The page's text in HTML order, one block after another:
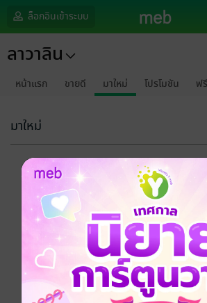
ล็อกอินเข้าระบบ
ลาวาลิน
หน้าแรก ขายดี มาใหม่ โปรโมชัน ฟ
มาใหม่
ขออภัยด้วยนะ
ไม่พบข้อมูลในหัวข้อที่คุณกำลัง